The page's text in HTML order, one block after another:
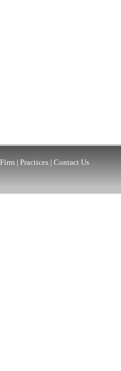
Firm | Practices | Contact Us